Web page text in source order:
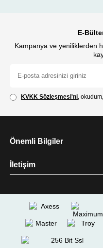
E-
Kampanya ve yeniliklerden
KVKK Sözleşmesi'ni,
Önemli Bilgiler
İletişim